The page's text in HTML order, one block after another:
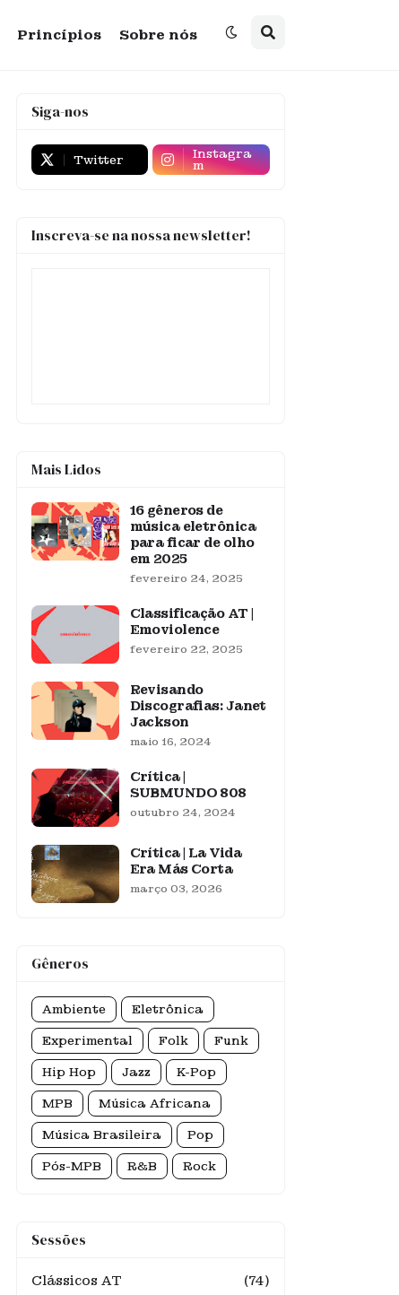
Princípios Sobre nós
Siga-nos
Twitter Instagra
m
Inscreva-se na nossa newsletter!
Mais Lidos
16 gêneros de
música eletrônica
para ficar de olho
em 2025
fevereiro 24, 2025
Classificação AT |
Emoviolence
fevereiro 22, 2025
Revisando
Discografias: Janet
Jackson
maio 16, 2024
Crítica |
SUBMUNDO 808
outubro 24, 2024
Crítica | La Vida
Era Más Corta
março 03, 2026
Gêneros
Ambiente Eletrônica
Experimental Folk Funk
Hip Hop Jazz K-Pop
MPB Música Africana
Música Brasileira Pop
Pós-MPB R&B Rock
Sessões
Clássicos AT
(74)